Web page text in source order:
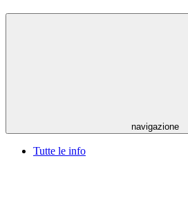
navigazione
Tutte le info